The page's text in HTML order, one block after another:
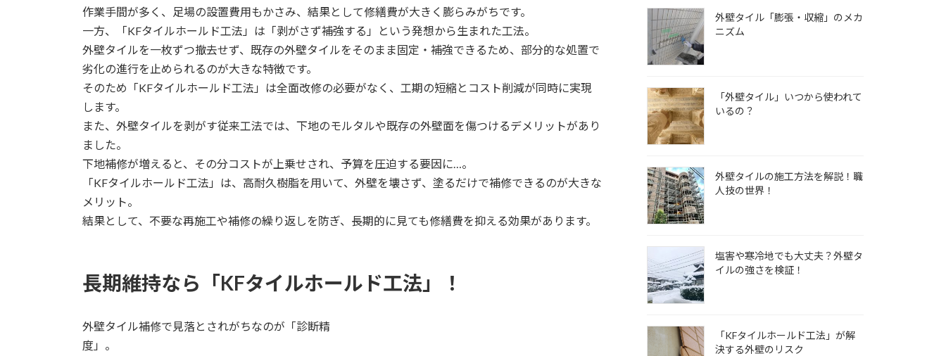
作業手間が多く、足場の設置費用もかさみ、結果として修繕費が大きく膨らみがちです。
一方、「KFタイルホールド工法」は「剥がさず補強する」という発想から生まれた工法。
外壁タイルを一枚ずつ撤去せず、既存の外壁タイルをそのまま固定・補強できるため、部分的な処置で
劣化の進行を止められるのが大きな特徴です。
そのため「KFタイルホールド工法」は全面改修の必要がなく、工期の短縮とコスト削減が同時に実現
します。
また、外壁タイルを剥がす従来工法では、下地のモルタルや既存の外壁面を傷つけるデメリットがあり
ました。
下地補修が増えると、その分コストが上乗せされ、予算を圧迫する要因に…。
「KFタイルホールド工法」は、高耐久樹脂を用いて、外壁を壊さず、塗るだけで補修できるのが大きな
メリット。
結果として、不要な再施工や補修の繰り返しを防ぎ、長期的に見ても修繕費を抑える効果があります。
長期維持なら「KFタイルホールド工法」！
外壁タイル補修で見落とされがちなのが「診断精
度」。
外壁タイル「膨張・収縮」のメカ
ニズム
「外壁タイル」いつから使われて
いるの？
外壁タイルの施工方法を解説！職
人技の世界！
塩害や寒冷地でも大丈夫？外壁タ
イルの強さを検証！
「KFタイルホールド工法」が解
決する外壁のリスク